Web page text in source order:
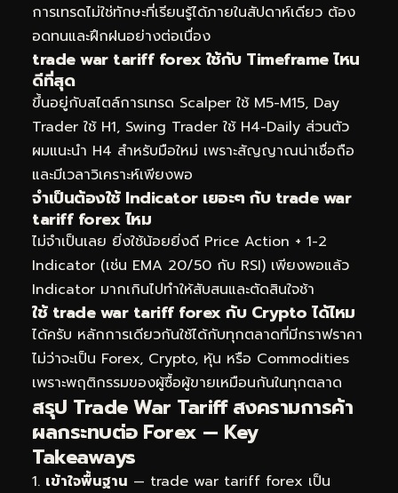
การเทรดไม่ใช่ทักษะที่เรียนรู้ได้ภายในสัปดาห์เดียว ต้อง
อดทนและฝึกฝนอย่างต่อเนื่อง
trade war tariff forex ใช้กับ Timeframe ไหน
ดีที่สุด
ขึ้นอยู่กับสไตล์การเทรด Scalper ใช้ M5-M15, Day
Trader ใช้ H1, Swing Trader ใช้ H4-Daily ส่วนตัว
ผมแนะนำ H4 สำหรับมือใหม่ เพราะสัญญาณน่าเชื่อถือ
และมีเวลาวิเคราะห์เพียงพอ
จำเป็นต้องใช้ Indicator เยอะๆ กับ trade war
tariff forex ไหม
ไม่จำเป็นเลย ยิ่งใช้น้อยยิ่งดี Price Action + 1-2
Indicator (เช่น EMA 20/50 กับ RSI) เพียงพอแล้ว
Indicator มากเกินไปทำให้สับสนและตัดสินใจช้า
ใช้ trade war tariff forex กับ Crypto ได้ไหม
ได้ครับ หลักการเดียวกันใช้ได้กับทุกตลาดที่มีกราฟราคา
ไม่ว่าจะเป็น Forex, Crypto, หุ้น หรือ Commodities
เพราะพฤติกรรมของผู้ซื้อผู้ขายเหมือนกันในทุกตลาด
สรุป Trade War Tariff สงครามการค้า
ผลกระทบต่อ Forex — Key
Takeaways
เข้าใจพื้นฐาน — trade war tariff forex เป็น